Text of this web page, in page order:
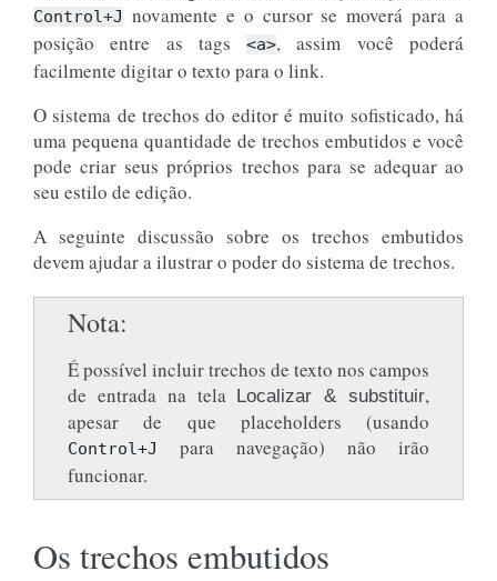
Control+J novamente e o cursor se moverá para a
posição entre as tags<a>, assim você poderá
facilmente digitar o texto para o link.
O sistema de trechos do editor é muito sofisticado, há
uma pequena quantidade de trechos embutidos e você
pode criar seus próprios trechos para se adequar ao
seu estilo de edição.
A seguinte discussão sobre os trechos embutidos
devem ajudar a ilustrar o poder do sistema de trechos.
Nota
É possível incluir trechos de texto nos campos
de entrada na tela Localizar & substituir,
apesar de que placeholders (usando
Control+J
para navegação) não irão
funcionar.
Os trechos embutidos